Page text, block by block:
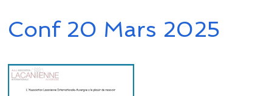
Conf 20 Mars 2025